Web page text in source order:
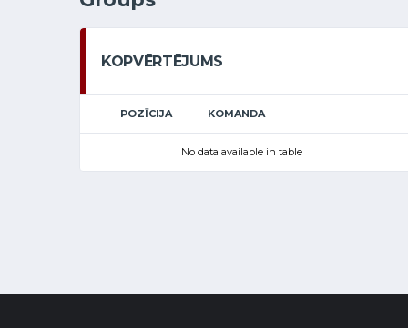
KOPVĒRTĒJUMS
POZĪCIJA KOMANDA
No data available in table